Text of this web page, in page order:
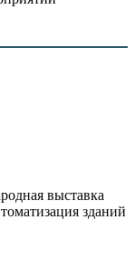
выставка
зданий